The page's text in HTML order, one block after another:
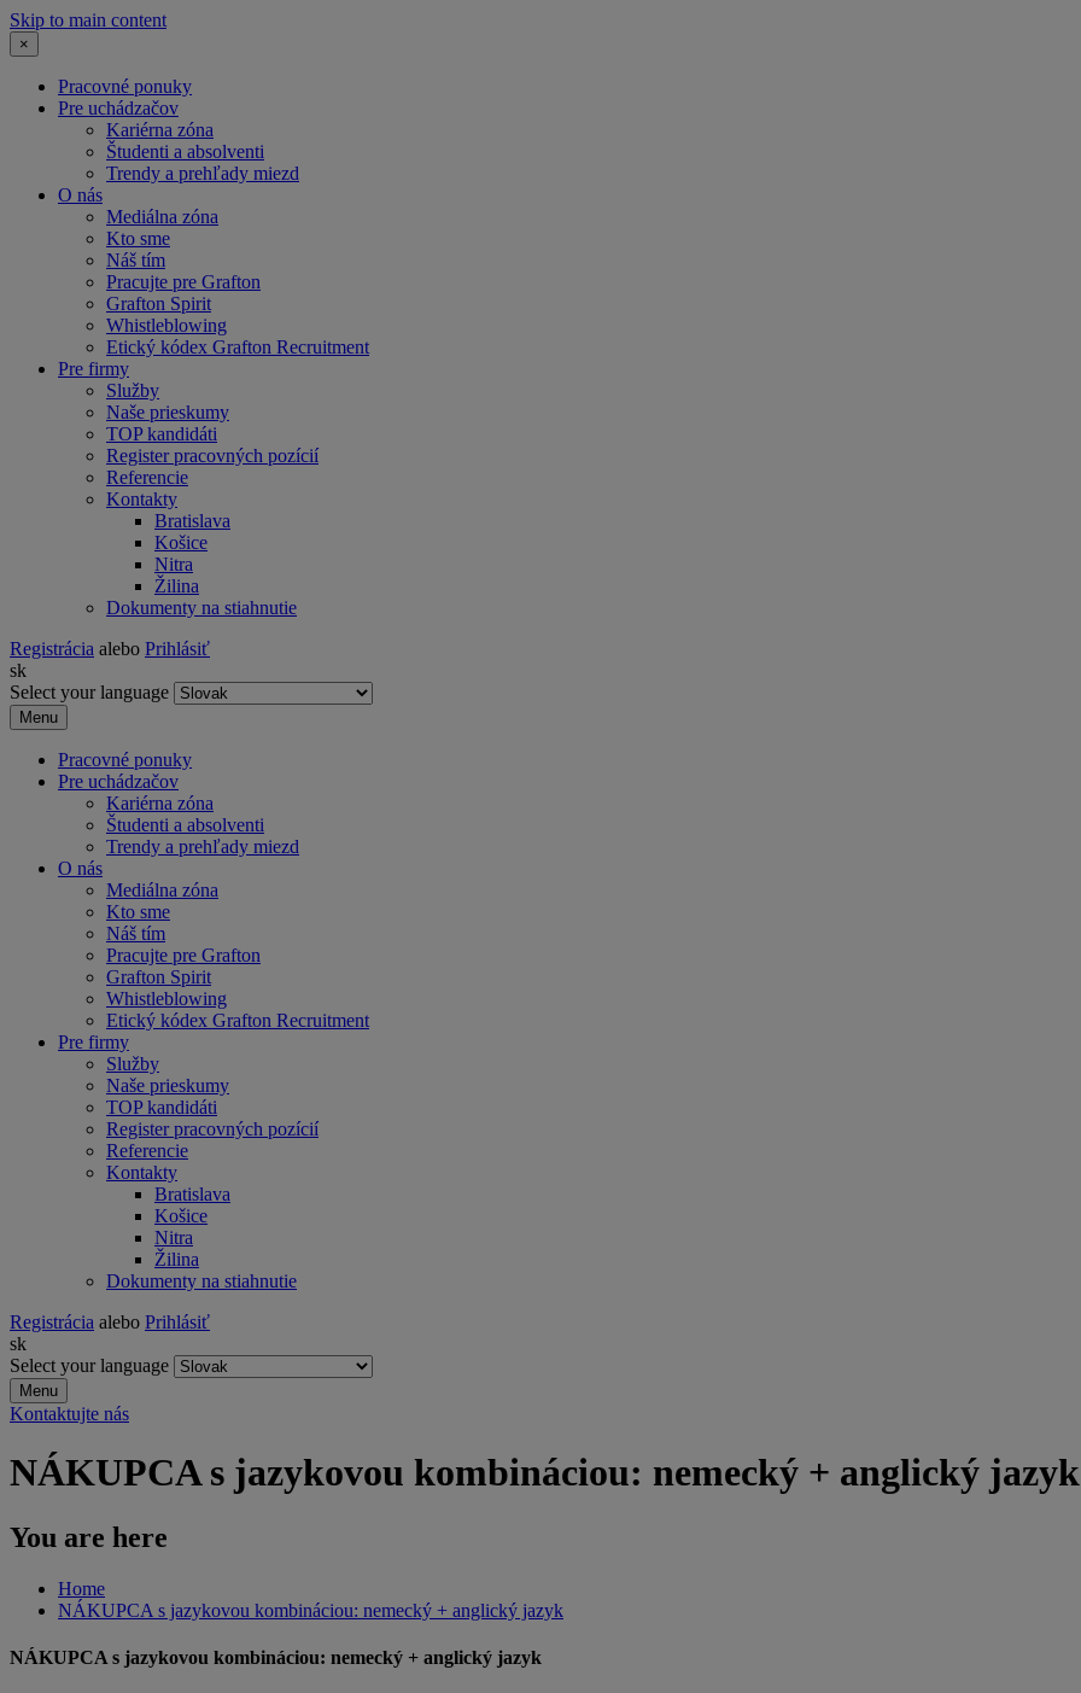
Skip to main content
×
Pracovné ponuky
Pre uchádzačov
Kariérna zóna
Študenti a absolventi
Trendy a prehľady miezd
O nás
Mediálna zóna
Kto sme
Náš tím
Pracujte pre Grafton
Grafton Spirit
Whistleblowing
Etický kódex Grafton Recruitment
Pre firmy
Služby
Naše prieskumy
TOP kandidáti
Register pracovných pozícií
Referencie
Kontakty
Bratislava
Košice
Nitra
Žilina
Dokumenty na stiahnutie
Registrácia alebo Prihlásiť
sk
Select your language
Menu
Pracovné ponuky
Pre uchádzačov
Kariérna zóna
Študenti a absolventi
Trendy a prehľady miezd
O nás
Mediálna zóna
Kto sme
Náš tím
Pracujte pre Grafton
Grafton Spirit
Whistleblowing
Etický kódex Grafton Recruitment
Pre firmy
Služby
Naše prieskumy
TOP kandidáti
Register pracovných pozícií
Referencie
Kontakty
Bratislava
Košice
Nitra
Žilina
Dokumenty na stiahnutie
Registrácia alebo Prihlásiť
sk
Select your language
Menu
Kontaktujte nás
NÁKUPCA s jazykovou kombináciou: nemecký + anglický jazyk
You are here
Home
NÁKUPCA s jazykovou kombináciou: nemecký + anglický jazyk
NÁKUPCA s jazykovou kombináciou: nemecký + anglický jazyk